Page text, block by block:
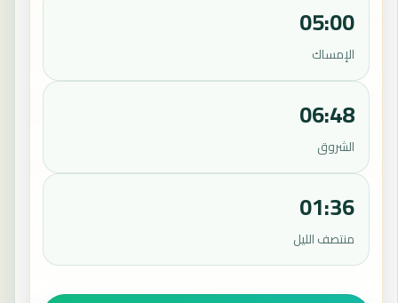
05:00
الإمساك
06:48
الشروق
01:36
منتصف الليل